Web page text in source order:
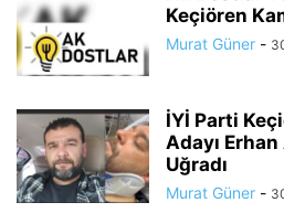
Keçiören
Murat Güner -
İYİ Parti
Adayı Erhan
Uğradı
Murat Güner -